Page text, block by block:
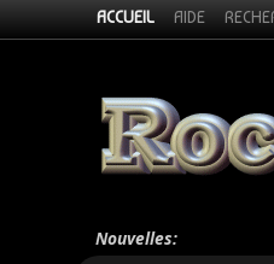
ACCUEIL AIDE
Nouvelles: